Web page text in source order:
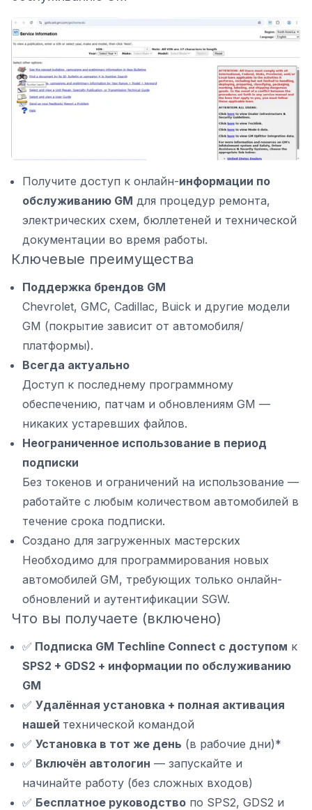
Получите доступ к онлайн-информации по
обслуживанию GM для процедур ремонта,
электрических схем, бюллетеней и технической
документации во время работы.
Ключевые преимущества
Поддержка брендов GM
Chevrolet, GMC, Cadillac, Buick и другие модели
GM (покрытие зависит от автомобиля/
платформы).
Всегда актуально
Доступ к последнему программному
обеспечению, патчам и обновлениям GM —
никаких устаревших файлов.
Неограниченное использование в период
подписки
Без токенов и ограничений на использование —
работайте с любым количеством автомобилей в
течение срока подписки.
Создано для загруженных мастерских
Необходимо для программирования новых
автомобилей GM, требующих только онлайн-
обновлений и аутентификации SGW.
Что вы получаете (включено)
✅ Подписка GM Techline Connect с доступом к
SPS2 + GDS2 + информации по обслуживанию
GM
✅ Удалённая установка + полная активация
нашей технической командой
✅ Установка в тот же день (в рабочие дни)*
✅ Включён автологин — запускайте и
начинайте работу (без сложных входов)
✅ Бесплатное руководство по SPS2, GDS2 и